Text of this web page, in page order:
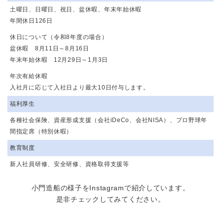
土曜日、日曜日、祝日、盆休暇、年末年始休暇
年間休日126日
休日について（令和8年度の場合）
盆休暇 8月11日～8月16日
年末年始休暇 12月29日～1月3日
年次有給休暇
入社月に応じて入社日より最大10日付与します。
福利厚生
各種社会保険、資産形成支援（会社iDeCo、会社NISA）、プロ野球年
間指定席（特別休暇）
教育制度
新人社員研修、安全研修、資格取得支援等
小門造船の様子をInstagramで紹介しています。
是非チェックしてみてください。